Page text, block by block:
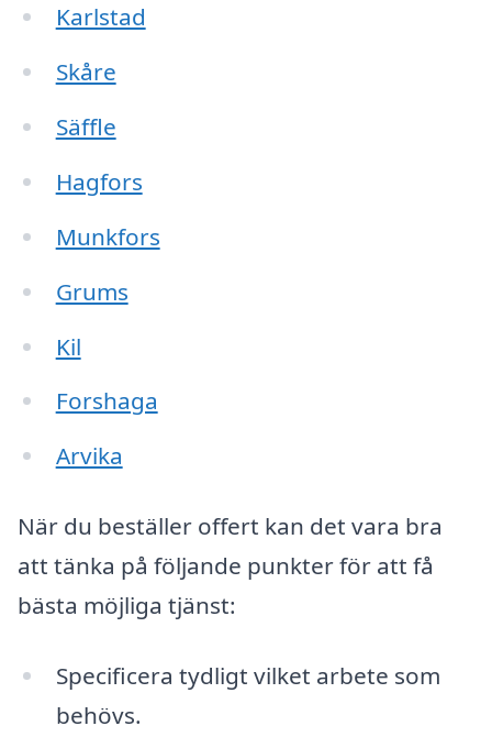
Karlstad
Skåre
Säffle
Hagfors
Munkfors
Grums
Kil
Forshaga
Arvika
När du beställer offert kan det vara bra
att tänka på följande punkter för att få
bästa möjliga tjänst:
Specificera tydligt vilket arbete som
behövs.